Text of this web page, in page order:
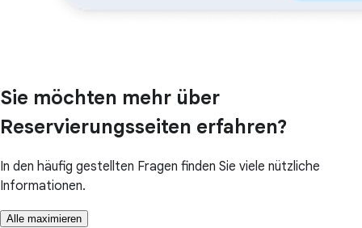
Sie möchten mehr über
Reservierungsseiten erfahren?
In den häufig gestellten Fragen finden Sie viele nützliche
Informationen.
Alle maximieren